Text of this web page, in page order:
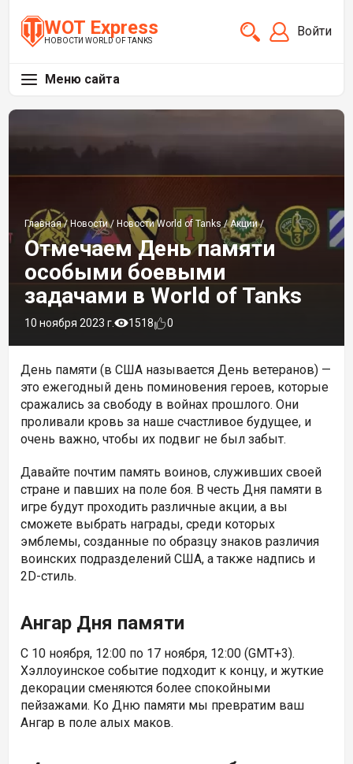
WOT Express
НОВОСТИ WORLD OF TANKS
Войти
Меню сайта
Главная/ Новости/ Новости World of Tanks / Акции/
Отмечаем День памяти
особыми боевыми
задачами в World of Tanks
10 ноября 2023 г. 1518 0
День памяти (в США называется День ветеранов) —
это ежегодный день поминовения героев, которые
сражались за свободу в войнах прошлого. Они
проливали кровь за наше счастливое будущее, и
очень важно, чтобы их подвиг не был забыт.
Давайте почтим память воинов, служивших своей
стране и павших на поле боя. В честь Дня памяти в
игре будут проходить различные акции, а вы
сможете выбрать награды, среди которых
эмблемы, созданные по образцу знаков различия
воинских подразделений США, а также надпись и
2D-стиль.
Ангар Дня памяти
С 10 ноября, 12:00 по 17 ноября, 12:00 (GMT+3).
Хэллоуинское событие подходит к концу, и жуткие
декорации сменяются более спокойными
пейзажами. Ко Дню памяти мы превратим ваш
Ангар в поле алых маков.